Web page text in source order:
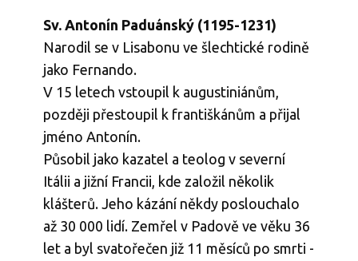
Sv. Antonín Paduánský (1195-1231)
Narodil se v Lisabonu ve šlechtické rodině
jako Fernando.
V 15 letech vstoupil k augustiniánům,
později přestoupil k františkánům a přijal
jméno Antonín.
Působil jako kazatel a teolog v severní
Itálii a jižní Francii, kde založil několik
klášterů. Jeho kázání někdy poslouchalo
až 30 000 lidí. Zemřel v Padově ve věku 36
let a byl svatořečen již 11 měsíců po smrti -